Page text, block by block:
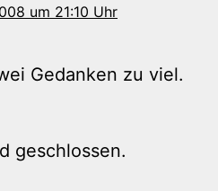
um 21:10 Uhr
Gedanken zu viel.
geschlossen.